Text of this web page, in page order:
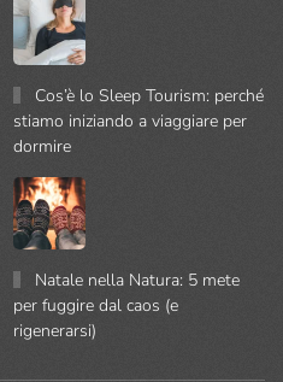
Cos’è lo Sleep Tourism: perché
stiamo iniziando a viaggiare per
dormire
Natale nella Natura: 5 mete
per fuggire dal caos (e
rigenerarsi)